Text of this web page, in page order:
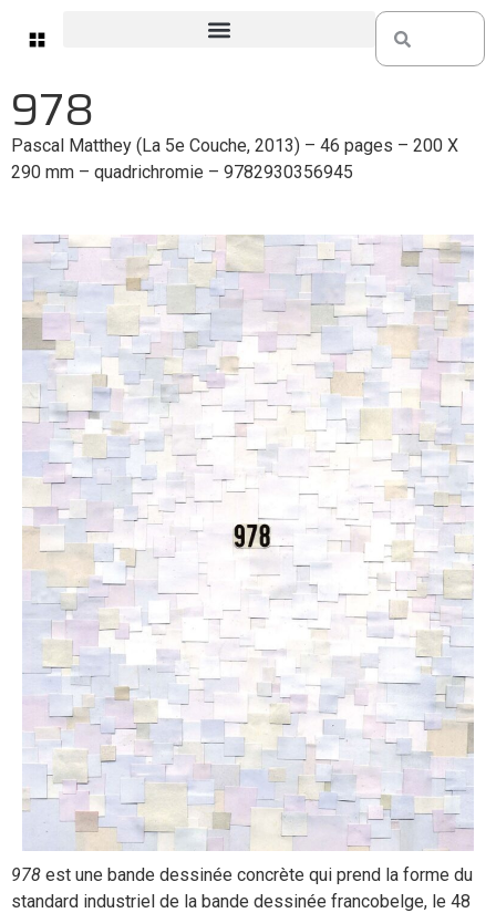
978
Pascal Matthey (La 5e Couche, 2013) – 46 pages – 200 X
290 mm – quadrichromie – 9782930356945
978 est une bande dessinée concrète qui prend la forme du
standard industriel de la bande dessinée francobelge, le 48